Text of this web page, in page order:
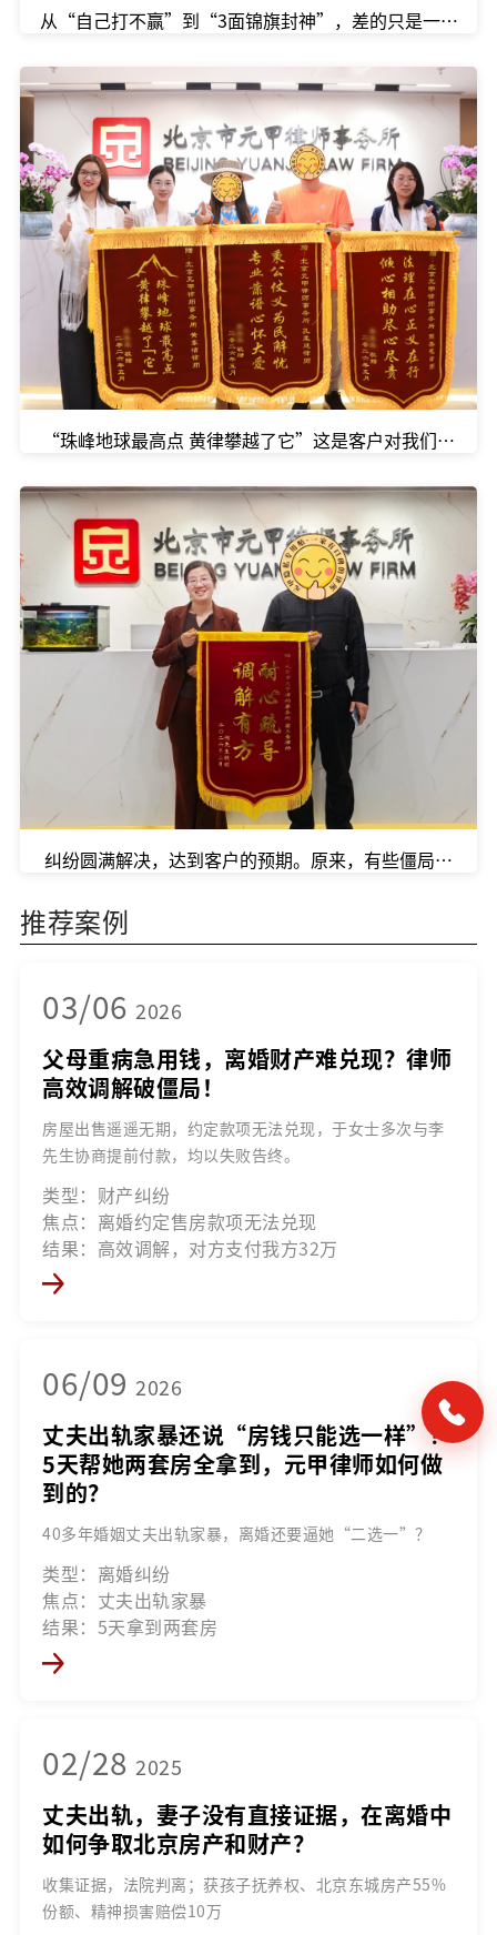
从“自己打不赢”到“3面锦旗封神”，差的只是一次正确
“珠峰地球最高点 黄律攀越了它”这是客户对我们专业
纠纷圆满解决，达到客户的预期。原来，有些僵局，差
推荐案例
03/06 2026
父母重病急用钱，离婚财产难兑现？律师
高效调解破僵局！
房屋出售遥遥无期，约定款项无法兑现，于女士多次与李
先生协商提前付款，均以失败告终。
类型：财产纠纷
焦点：离婚约定售房款项无法兑现
结果：高效调解，对方支付我方32万
06/09 2026
丈夫出轨家暴还说“房钱只能选一样”？
5天帮她两套房全拿到，元甲律师如何做
到的？
40多年婚姻丈夫出轨家暴，离婚还要逼她“二选一”？
类型：离婚纠纷
焦点：丈夫出轨家暴
结果：5天拿到两套房
02/28 2025
丈夫出轨，妻子没有直接证据，在离婚中
如何争取北京房产和财产？
收集证据，法院判离；获孩子抚养权、北京东城房产55%
份额、精神损害赔偿10万